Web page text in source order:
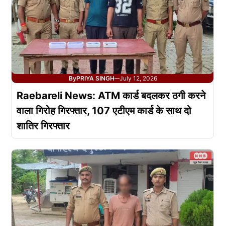
ByPRIYA SINGH—July 12, 2026
Raebareli News: ATM कार्ड बदलकर ठगी करने
वाला गिरोह गिरफ्तार, 107 एटीएम कार्ड के साथ दो
शातिर गिरफ्तार